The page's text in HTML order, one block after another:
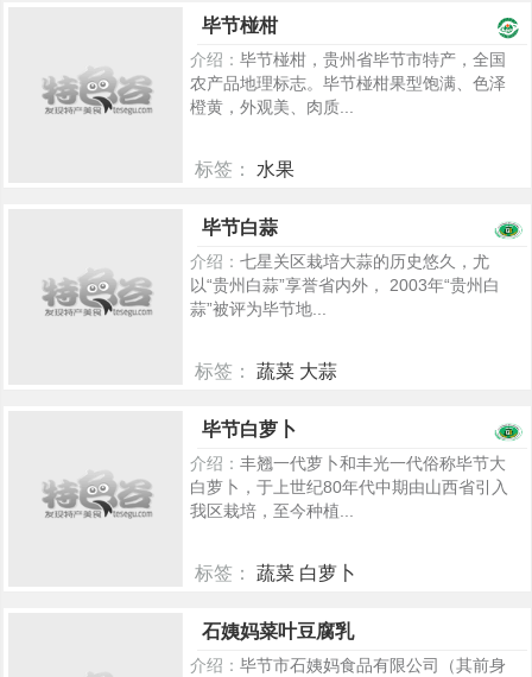
毕节椪柑
介绍： 毕节椪柑，贵州省毕节市特产，全国
农产品地理标志。毕节椪柑果型饱满、色泽
橙黄，外观美、肉质...
标签： 水果
毕节白蒜
介绍： 七星关区栽培大蒜的历史悠久，尤
以“贵州白蒜”享誉省内外， 2003年“贵州白
蒜”被评为毕节地...
标签： 蔬菜 大蒜
毕节白萝卜
介绍： 丰翘一代萝卜和丰光一代俗称毕节大
白萝卜，于上世纪80年代中期由山西省引入
我区栽培，至今种植...
标签： 蔬菜 白萝卜
石姨妈菜叶豆腐乳
介绍： 毕节市石姨妈食品有限公司（其前身